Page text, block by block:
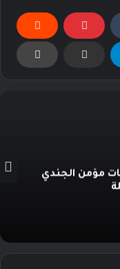
الثالثة من “Football Access Summit” بمشاركة
*القاهرة